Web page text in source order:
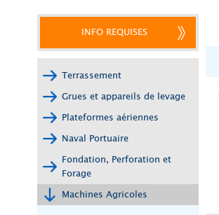
INFO REQUISES
Terrassement
Grues et appareils de levage
Plateformes aériennes
Naval Portuaire
Fondation, Perforation et
Forage
Machines Agricoles